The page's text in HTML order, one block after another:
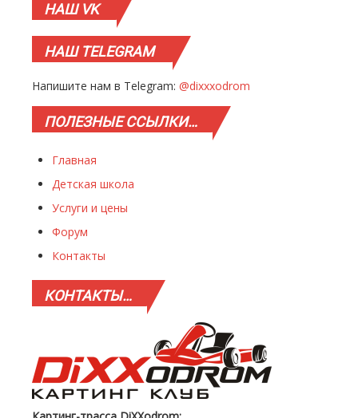
НАШVK
НАШTELEGRAM
Напишите нам в Telegram: @dixxxodrom
ПОЛЕЗНЫЕССЫЛКИ…
Главная
Детская школа
Услуги и цены
Форум
Контакты
КОНТАКТЫ…